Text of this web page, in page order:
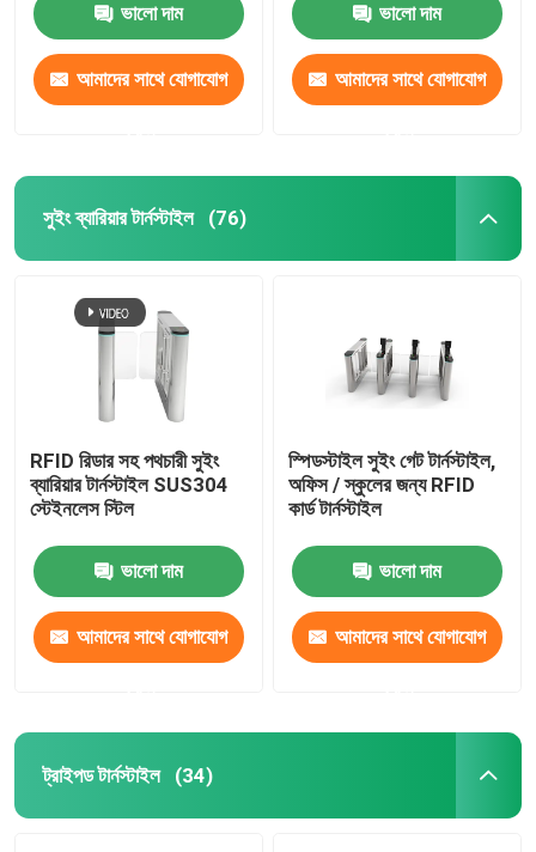
ভালো দাম
আমাদের সাথে যোগাযোগ
ভালো দাম
আমাদের সাথে যোগাযোগ
সুইং ব্যারিয়ার টার্নস্টাইল (76)
RFID রিডার সহ পথচারী সুইং
ব্যারিয়ার টার্নস্টাইল SUS304
স্টেইনলেস স্টিল
ভালো দাম
আমাদের সাথে যোগাযোগ
স্পিডস্টাইল সুইং গেট টার্নস্টাইল,
অফিস / স্কুলের জন্য RFID
কার্ড টার্নস্টাইল
ভালো দাম
আমাদের সাথে যোগাযোগ
ট্রাইপড টার্নস্টাইল (34)